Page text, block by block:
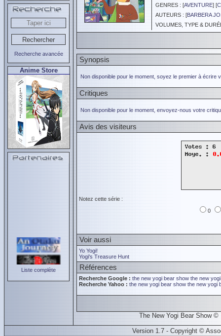
Recherche avancée
Anime Store
Liste complète
GENRES : [AVENTURE] [
AUTEURS : [BARBERA
VOLUMES, TYPE &
Synopsis
Non disponible pour le moment, soyez le premier à écrire
Critiques
Non disponible pour le moment, envoyez-nous votre
Avis des visiteurs
Notez cette série :
0
Voir aussi
Yo Yogi!
Yogi's Treasure Hunt
Références
Recherche Google : the new yogi bear show the new
Recherche Yahoo : the new yogi bear show the new yogi
The New Yogi Bear Show ©
Version 1.7 - Copyright ©